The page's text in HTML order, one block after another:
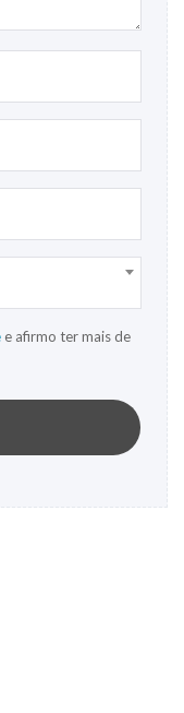
e afirmo ter mais de